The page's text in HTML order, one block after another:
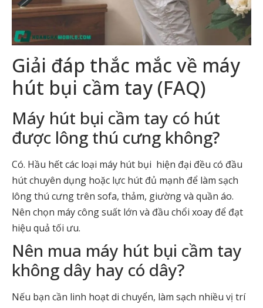
Giải đáp thắc mắc về máy
hút bụi cầm tay (FAQ)
Máy hút bụi cầm tay có hút
được lông thú cưng không?
Có. Hầu hết các loại máy hút bụi hiện đại đều có đầu
hút chuyên dụng hoặc lực hút đủ mạnh để làm sạch
lông thú cưng trên sofa, thảm, giường và quần áo.
Nên chọn máy công suất lớn và đầu chổi xoay để đạt
hiệu quả tối ưu.
Nên mua máy hút bụi cầm tay
không dây hay có dây?
Nếu bạn cần linh hoạt di chuyển, làm sạch nhiều vị trí